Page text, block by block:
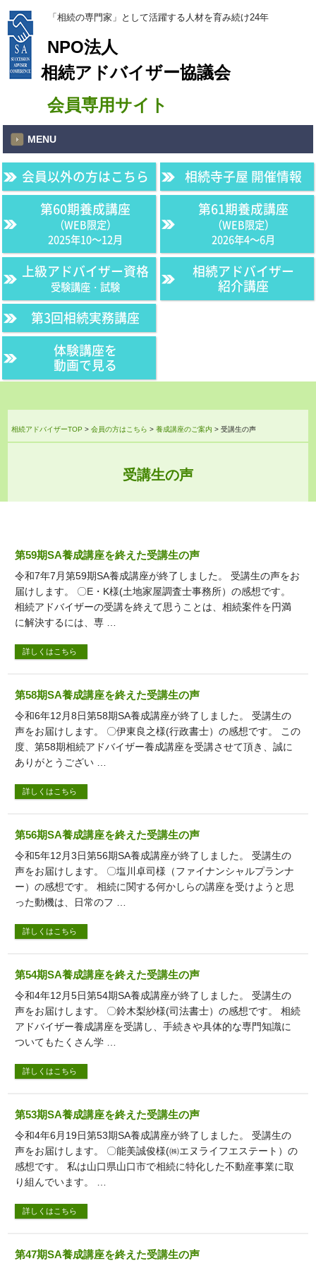
「相続の専門家」として活躍する人材を育み続け24年
NPO法人
相続アドバイザー協議会
会員専用サイト
MENU
会員以外の方はこちら
相続寺子屋 開催情報
第60期養成講座
（WEB限定）
2025年10〜12月
第61期養成講座
（WEB限定）
2026年4〜6月
上級アドバイザー資格
受験講座・試験
第3回相続実務講座
相続アドバイザー
紹介講座
体験講座を
動画で見る
相続アドバイザーTOP >会員の方はこちら >養成講座のご案内 >受講生の声
受講生の声
第59期SA養成講座を終えた受講生の声
令和7年7月第59期SA養成講座が終了しました。 受講生の声をお
届けします。 〇E・K様(土地家屋調査士事務所）の感想です。
相続アドバイザーの受講を終えて思うことは、相続案件を円満
に解決するには、専 …
詳しくはこちら
第58期SA養成講座を終えた受講生の声
令和6年12月8日第58期SA養成講座が終了しました。 受講生の
声をお届けします。 〇伊東良之様(行政書士）の感想です。 この
度、第58期相続アドバイザー養成講座を受講させて頂き、誠に
ありがとうござい …
詳しくはこちら
第56期SA養成講座を終えた受講生の声
令和5年12月3日第56期SA養成講座が終了しました。 受講生の
声をお届けします。 〇塩川卓司様（ファイナンシャルプランナ
ー）の感想です。 相続に関する何かしらの講座を受けようと思
った動機は、日常のフ …
詳しくはこちら
第54期SA養成講座を終えた受講生の声
令和4年12月5日第54期SA養成講座が終了しました。 受講生の
声をお届けします。 〇鈴木梨紗様(司法書士）の感想です。 相続
アドバイザー養成講座を受講し、手続きや具体的な専門知識に
ついてもたくさん学 …
詳しくはこちら
第53期SA養成講座を終えた受講生の声
令和4年6月19日第53期SA養成講座が終了しました。 受講生の
声をお届けします。 〇能美誠俊様(㈱エヌライフエステート）の
感想です。 私は山口県山口市で相続に特化した不動産事業に取
り組んでいます。 …
詳しくはこちら
第47期SA養成講座を終えた受講生の声